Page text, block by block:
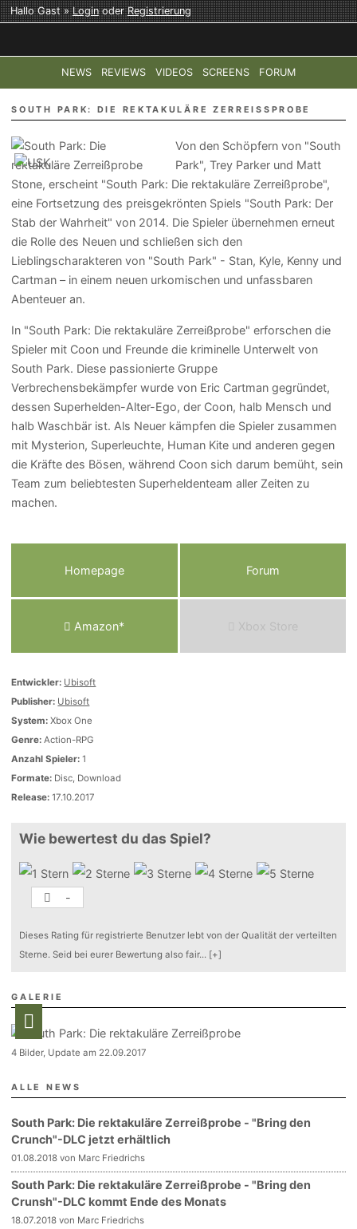
Hallo Gast »LoginoderRegistrierung
NEWS REVIEWS VIDEOS SCREENS FORUM
TOP-THEMEN: COD: MODERN WARFARE 4 HALO:
SOUTH PARK: DIE REKTAKULÄRE ZERREISSPROBE
Von den Schöpfern von "South
Park", Trey Parker und Matt
Stone, erscheint "South Park: Die rektakuläre Zerreißprobe",
eine Fortsetzung des preisgekrönten Spiels "South Park: Der
Stab der Wahrheit" von 2014. Die Spieler übernehmen erneut
die Rolle des Neuen und schließen sich den
Lieblingscharakteren von "South Park" - Stan, Kyle, Kenny und
Cartman – in einem neuen urkomischen und unfassbaren
Abenteuer an.
In "South Park: Die rektakuläre Zerreißprobe" erforschen die
Spieler mit Coon und Freunde die kriminelle Unterwelt von
South Park. Diese passionierte Gruppe
Verbrechensbekämpfer wurde von Eric Cartman gegründet,
dessen Superhelden-Alter-Ego, der Coon, halb Mensch und
halb Waschbär ist. Als Neuer kämpfen die Spieler zusammen
mit Mysterion, Superleuchte, Human Kite und anderen gegen
die Kräfte des Bösen, während Coon sich darum bemüht, sein
Team zum beliebtesten Superheldenteam aller Zeiten zu
machen.
Homepage Forum
Amazon* Xbox Store
Entwickler: Ubisoft
Publisher: Ubisoft
System: Xbox One
Genre: Action-RPG
Anzahl Spieler: 1
Formate: Disc, Download
Release: 17.10.2017
Wie bewertest du das Spiel?
-
Dieses Rating für registrierte Benutzer lebt von der Qualität der verteilten
Sterne. Seid bei eurer Bewertung also fair... [+]
GALERIE
4 Bilder, Update am 22.09.2017
ALLE NEWS
South Park: Die rektakuläre Zerreißprobe - "Bring den
Crunch"-DLC jetzt erhältlich
01.08.2018 von Marc Friedrichs
South Park: Die rektakuläre Zerreißprobe - "Bring den
Crunsh"-DLC kommt Ende des Monats
18.07.2018 von Marc Friedrichs